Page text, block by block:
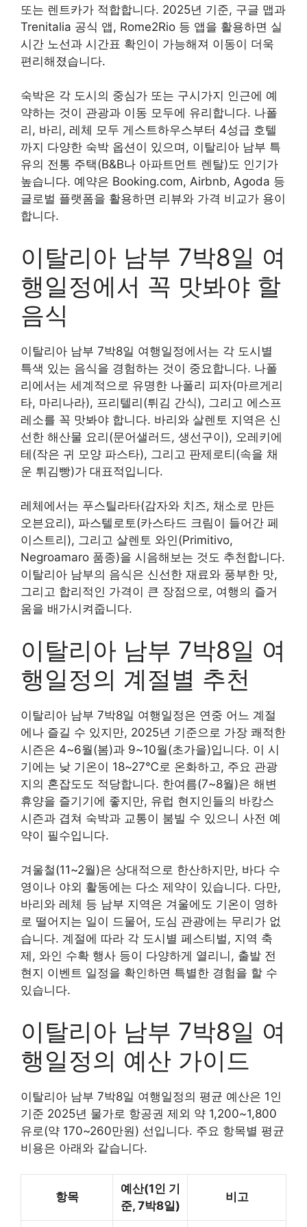
또는 렌트카가 적합합니다. 2025년 기준, 구글 맵과
Trenitalia 공식 앱, Rome2Rio 등 앱을 활용하면 실
시간 노선과 시간표 확인이 가능해져 이동이 더욱
편리해졌습니다.
숙박은 각 도시의 중심가 또는 구시가지 인근에 예
약하는 것이 관광과 이동 모두에 유리합니다. 나폴
리, 바리, 레체 모두 게스트하우스부터 4성급 호텔
까지 다양한 숙박 옵션이 있으며, 이탈리아 남부 특
유의 전통 주택(B&B나 아파트먼트 렌탈)도 인기가
높습니다. 예약은 Booking.com, Airbnb, Agoda 등
글로벌 플랫폼을 활용하면 리뷰와 가격 비교가 용이
합니다.
이탈리아 남부 7박8일 여
행일정에서 꼭 맛봐야 할
음식
이탈리아 남부 7박8일 여행일정에서는 각 도시별
특색 있는 음식을 경험하는 것이 중요합니다. 나폴
리에서는 세계적으로 유명한 나폴리 피자(마르게리
타, 마리나라), 프리텔리(튀김 간식), 그리고 에스프
레소를 꼭 맛봐야 합니다. 바리와 살렌토 지역은 신
선한 해산물 요리(문어샐러드, 생선구이), 오레키에
테(작은 귀 모양 파스타), 그리고 판제로티(속을 채
운 튀김빵)가 대표적입니다.
레체에서는 푸스틸라타(감자와 치즈, 채소로 만든
오븐요리), 파스텔로토(카스타드 크림이 들어간 페
이스트리), 그리고 살렌토 와인(Primitivo,
Negroamaro 품종)을 시음해보는 것도 추천합니다.
이탈리아 남부의 음식은 신선한 재료와 풍부한 맛,
그리고 합리적인 가격이 큰 장점으로, 여행의 즐거
움을 배가시켜줍니다.
이탈리아 남부 7박8일 여
행일정의 계절별 추천
이탈리아 남부 7박8일 여행일정은 연중 어느 계절
에나 즐길 수 있지만, 2025년 기준으로 가장 쾌적한
시즌은 4~6월(봄)과 9~10월(초가을)입니다. 이 시
기에는 낮 기온이 18~27℃로 온화하고, 주요 관광
지의 혼잡도도 적당합니다. 한여름(7~8월)은 해변
휴양을 즐기기에 좋지만, 유럽 현지인들의 바캉스
시즌과 겹쳐 숙박과 교통이 붐빌 수 있으니 사전 예
약이 필수입니다.
겨울철(11~2월)은 상대적으로 한산하지만, 바다 수
영이나 야외 활동에는 다소 제약이 있습니다. 다만,
바리와 레체 등 남부 지역은 겨울에도 기온이 영하
로 떨어지는 일이 드물어, 도심 관광에는 무리가 없
습니다. 계절에 따라 각 도시별 페스티벌, 지역 축
제, 와인 수확 행사 등이 다양하게 열리니, 출발 전
현지 이벤트 일정을 확인하면 특별한 경험을 할 수
있습니다.
이탈리아 남부 7박8일 여
행일정의 예산 가이드
이탈리아 남부 7박8일 여행일정의 평균 예산은 1인
기준 2025년 물가로 항공권 제외 약 1,200~1,800
유로(약 170~260만원) 선입니다. 주요 항목별 평균
비용은 아래와 같습니다.
항목
예산(1인 기
준, 7박8일)
비고